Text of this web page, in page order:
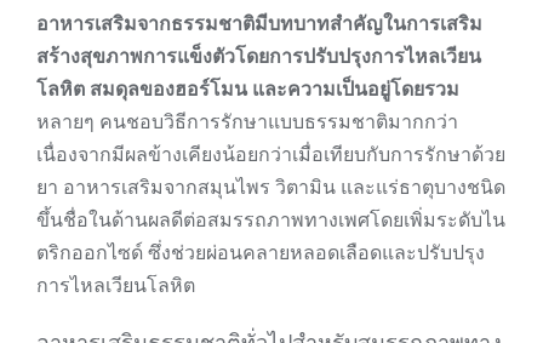
อาหารเสริมจากธรรมชาติมีบทบาทสำคัญในการเสริม
สร้างสุขภาพการแข็งตัวโดยการปรับปรุงการไหลเวียน
โลหิต สมดุลของฮอร์โมน และความเป็นอยู่โดยรวม
หลายๆ คนชอบวิธีการรักษาแบบธรรมชาติมากกว่า
เนื่องจากมีผลข้างเคียงน้อยกว่าเมื่อเทียบกับการรักษาด้วย
ยา อาหารเสริมจากสมุนไพร วิตามิน และแร่ธาตุบางชนิด
ขึ้นชื่อในด้านผลดีต่อสมรรถภาพทางเพศโดยเพิ่มระดับไน
ตริกออกไซด์ ซึ่งช่วยผ่อนคลายหลอดเลือดและปรับปรุง
การไหลเวียนโลหิต